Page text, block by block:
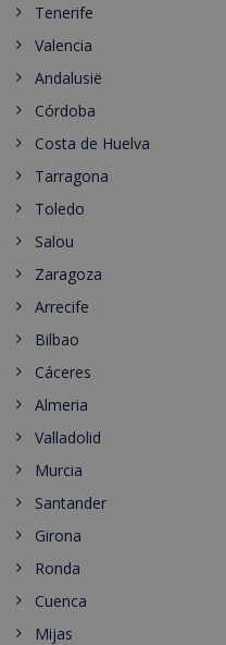
Tenerife
Valencia
Andalusië
Córdoba
Costa de Huelva
Tarragona
Toledo
Salou
Zaragoza
Arrecife
Bilbao
Cáceres
Almeria
Valladolid
Murcia
Santander
Girona
Ronda
Cuenca
Mijas